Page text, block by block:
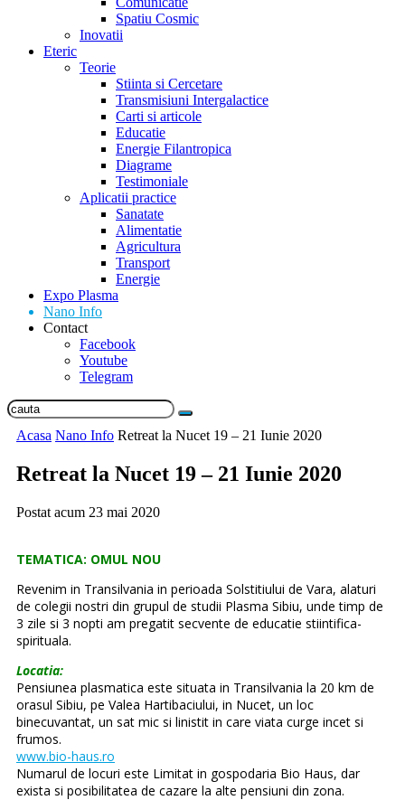
Spatiu Cosmic
Inovatii
Eteric
Teorie
Stiinta si Cercetare
Transmisiuni Intergalactice
Carti si articole
Educatie
Energie Filantropica
Diagrame
Testimoniale
Aplicatii practice
Sanatate
Alimentatie
Agricultura
Transport
Energie
Expo Plasma
Nano Info
Contact
Facebook
Youtube
Telegram
Acasa Nano Info Retreat la Nucet 19 – 21 Iunie 2020
Retreat la Nucet 19 – 21 Iunie 2020
Postat acum 23 mai 2020
TEMATICA: OMUL NOU
Revenim in Transilvania in perioada Solstitiului de Vara, alaturi
de colegii nostri din grupul de studii Plasma Sibiu, unde timp de
3 zile si 3 nopti am pregatit secvente de educatie stiintifica-
spirituala.
Locatia:
Pensiunea plasmatica este situata in Transilvania la 20 km de
orasul Sibiu, pe Valea Hartibaciului, in Nucet, un loc
binecuvantat, un sat mic si linistit in care viata curge incet si
frumos.
www.bio-haus.ro
Numarul de locuri este Limitat in gospodaria Bio Haus, dar
exista si posibilitatea de cazare la alte pensiuni din zona.